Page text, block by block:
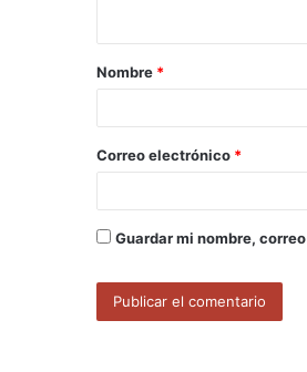
a
r
*
Nombre *
Correo electrónico *
Guardar mi nombre,